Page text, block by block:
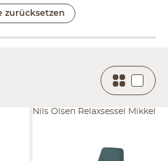
zurücksetzen
Nils Olsen Relaxsessel Mikkel